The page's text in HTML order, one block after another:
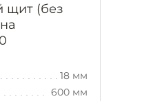
щит (без
18 мм
600 мм